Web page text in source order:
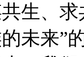
生、
未来”